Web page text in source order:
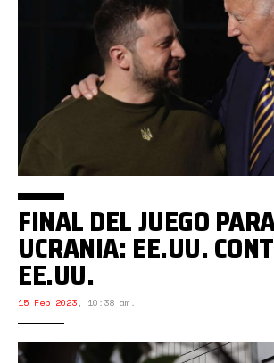
FINAL DEL JUEGO
UCRANIA: EE.UU.
EE.UU.
15 Feb 2023, 10:38 am.